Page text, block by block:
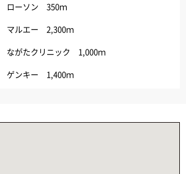
ローソン 350ｍ
マルエー 2,300ｍ
ながたクリニック 1,000ｍ
ゲンキー 1,400ｍ